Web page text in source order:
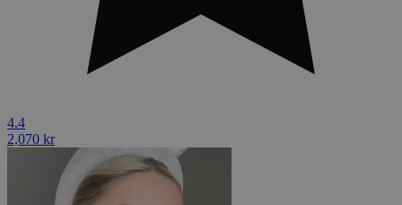
4.4
2,070 kr